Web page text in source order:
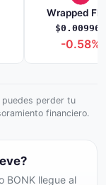
Wrapped
$0.009961
-0.58%
puedes perder tu
financiero.
BONK llegue al